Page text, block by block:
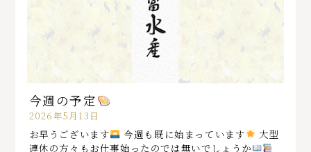
今週の予定
2026年5月13日
お早うございます
今週も既に始まっています
大型
連休の方々もお仕事始ったのでは無いでしょうか